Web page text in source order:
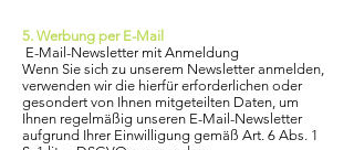
5. Werbung per E-Mail
E-Mail-Newsletter mit Anmeldung
Wenn Sie sich zu unserem Newsletter anmelden,
verwenden wir die hierfür erforderlichen oder
gesondert von Ihnen mitgeteilten Daten, um
Ihnen regelmäßig unseren E-Mail-Newsletter
aufgrund Ihrer Einwilligung gemäß Art. 6 Abs. 1